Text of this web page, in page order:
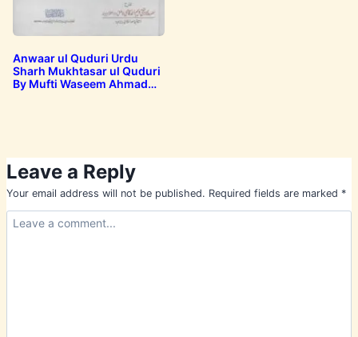
Anwaar ul Quduri Urdu
Sharh Mukhtasar ul Quduri
By Mufti Waseem Ahmad
Leave a Reply
Your email address will not be published. Required fields are marked *